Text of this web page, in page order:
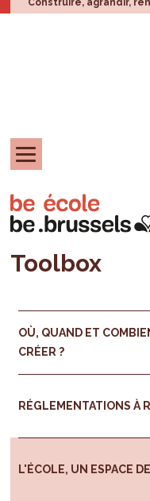
Construire, agrandir,
Toolbox
OÙ, QUAND ET
CRÉER ?
RÉGLEMENTATIONS À
L'ÉCOLE, UN ESPACE